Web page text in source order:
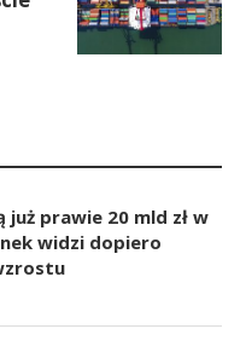
już prawie 20 mld zł w
widzi dopiero